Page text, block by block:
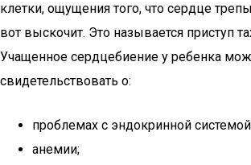
клетки, ощущения того, что сердце
вот выскочит. Это называется приступ
Учащенное сердцебиение у ребенка
свидетельствовать о:
проблемах с эндокринной
анемии;